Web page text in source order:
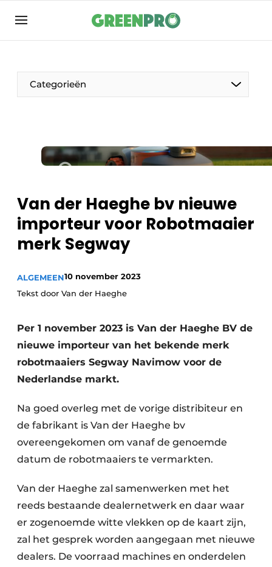
Aanmelden
Bedrijven
Contact
Groen in de zorg
Meest gelezen
Nieuwsbrief
Podcasts
Vacatures
Video’s
Categorieën
Van der Haeghe bv nieuwe
importeur voor Robotmaaier
merk Segway
ALGEMEEN10 november 2023
Tekst door Van der Haeghe
Per 1 november 2023 is Van der Haeghe BV de
nieuwe importeur van het bekende merk
robotmaaiers Segway Navimow voor de
Nederlandse markt.
Na goed overleg met de vorige distribiteur en
de fabrikant is Van der Haeghe bv
overeengekomen om vanaf de genoemde
datum de robotmaaiers te vermarkten.
Van der Haeghe zal samenwerken met het
reeds bestaande dealernetwerk en daar waar
er zogenoemde witte vlekken op de kaart zijn,
zal het gesprek worden aangegaan met nieuwe
dealers. De voorraad machines en onderdelen